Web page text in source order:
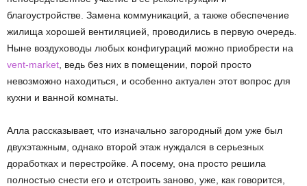
благоустройстве. Замена коммуникаций, а также обеспечение
жилища хорошей вентиляцией, проводились в первую очередь.
Ныне воздуховоды любых конфигураций можно приобрести на
vent-market , ведь без них в помещении, порой просто
невозможно находиться, и особенно актуален этот вопрос для
кухни и ванной комнаты.
Алла рассказывает, что изначально загородный дом уже был
двухэтажным, однако второй этаж нуждался в серьезных
доработках и перестройке. А посему, она просто решила
полностью снести его и отстроить заново, уже, как говорится,